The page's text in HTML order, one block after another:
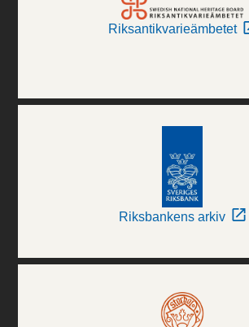
Riksantikvarieämbetet
Riksbankens arkiv